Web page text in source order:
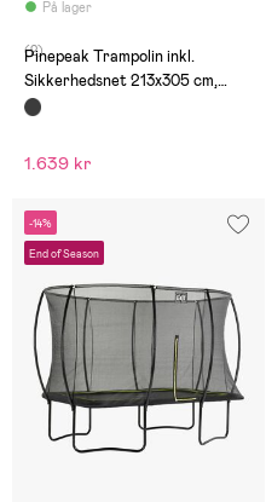
På lager
(2)
Pinepeak Trampolin inkl.
Sikkerhedsnet 213x305 cm,
Sort
1.639 kr
-14%
End of Season